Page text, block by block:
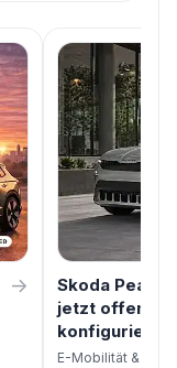
→
Skoda Peaq
jetzt offen
konfigurieren
E-Mobilität &